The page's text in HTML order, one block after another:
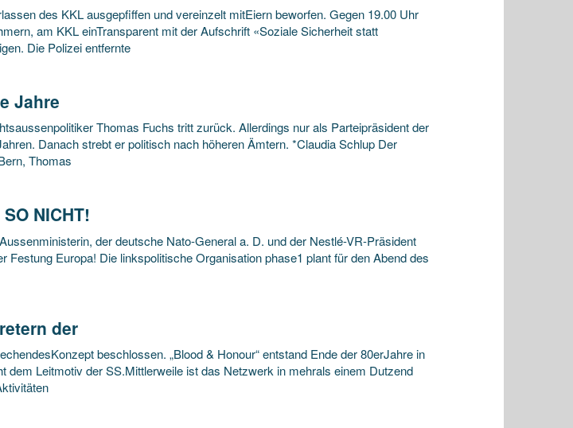
des KKL ausgepfiffen und vereinzelt mitEiern beworfen. Gegen 19.00 Uhr
am KKL einTransparent mit der Aufschrift «Soziale Sicherheit statt
Die Polizei entfernte
Jahre
Thomas Fuchs tritt zurück. Allerdings nur als Parteipräsident der
Danach strebt er politisch nach höheren Ämtern. *Claudia Schlup Der
Thomas
NICHT!
der deutsche Nato-General a. D. und der Nestlé-VR-Präsident
Festung Europa! Die linkspolitische Organisation phase1 plant für den Abend des
der
beschlossen. „Blood & Honour“ entstand Ende der 80erJahre in
dem Leitmotiv der SS.Mittlerweile ist das Netzwerk in mehrals einem Dutzend